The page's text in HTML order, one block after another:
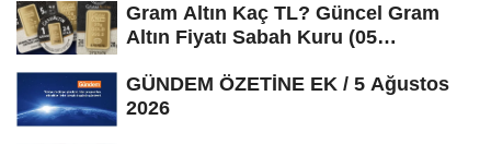
Gram Altın Kaç TL? Güncel Gram
Altın Fiyatı Sabah Kuru (05
GÜNDEM ÖZETİNE EK / 5 Ağustos
2026